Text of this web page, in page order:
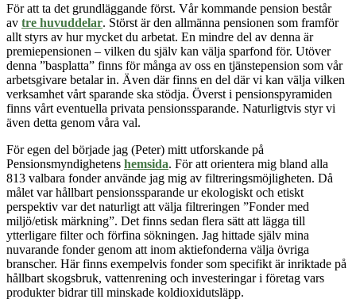
För att ta det grundläggande först. Vår kommande pension består
av tre huvuddelar. Störst är den allmänna pensionen som framför
allt styrs av hur mycket du arbetat. En mindre del av denna är
premiepensionen – vilken du själv kan välja sparfond för. Utöver
denna ”basplatta” finns för många av oss en tjänstepension som vår
arbetsgivare betalar in. Även där finns en del där vi kan välja vilken
verksamhet vårt sparande ska stödja. Överst i pensionspyramiden
finns vårt eventuella privata pensionssparande. Naturligtvis styr vi
även detta genom våra val.
För egen del började jag (Peter) mitt utforskande på
Pensionsmyndighetens hemsida. För att orientera mig bland alla
813 valbara fonder använde jag mig av filtreringsmöjligheten. Då
målet var hållbart pensionssparande ur ekologiskt och etiskt
perspektiv var det naturligt att välja filtreringen ”Fonder med
miljö/etisk märkning”. Det finns sedan flera sätt att lägga till
ytterligare filter och förfina sökningen. Jag hittade själv mina
nuvarande fonder genom att inom aktiefonderna välja övriga
branscher. Här finns exempelvis fonder som specifikt är inriktade på
hållbart skogsbruk, vattenrening och investeringar i företag vars
produkter bidrar till minskade koldioxidutsläpp.